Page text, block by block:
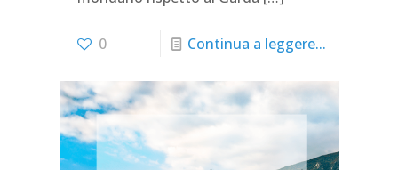
0 Continua a leggere...